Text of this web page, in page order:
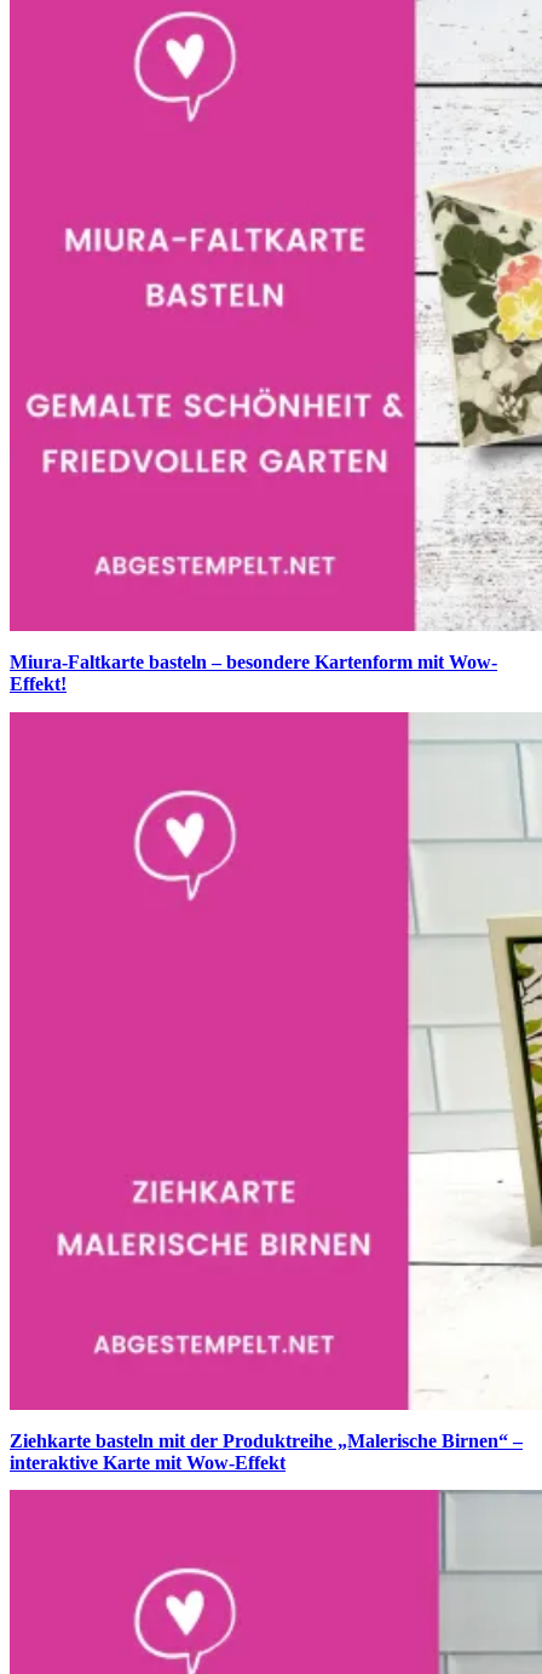
Miura-Faltkarte basteln – besondere Kartenform mit Wow-
Effekt!
Ziehkarte basteln mit der Produktreihe „Malerische Birnen“ –
interaktive Karte mit Wow-Effekt